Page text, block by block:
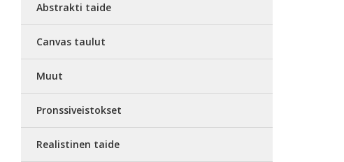
Abstrakti taide
Canvas taulut
Muut
Pronssiveistokset
Realistinen taide